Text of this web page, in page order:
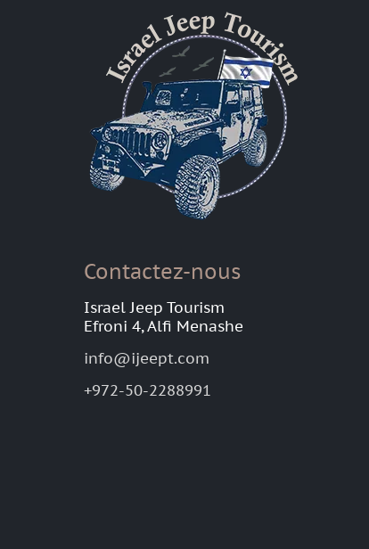
Contactez-nous
Israel Jeep Tourism
Efroni 4, Alfi Menashe
info@ijeept.com
+972-50-2288991